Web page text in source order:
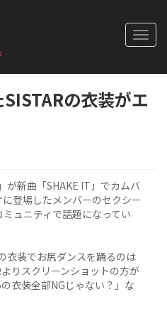
の衣装がエ
が新曲「SHAKE IT」でカムバ
登場したメンバーのセクシー
ュニティで話題になってい
衣装でお尻ダンスを踊るのは
りスクリーンショットの方が
衣装全部NGじゃない？」な